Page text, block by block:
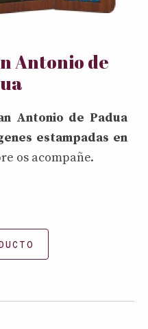
Antonio de
Antonio de Padua
estampadas en
os acompañe.